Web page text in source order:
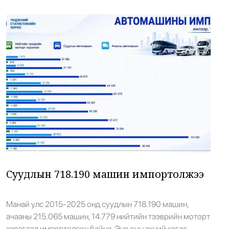
22
Тарвас хураахаар явсан охин алга
Халуун цэг Х. Болормаа 2 өдрийн өмнө
23
Жил бүр 500-700 тарвага нутагшуулж
байна
Эерэг дүр
24 • 2 өдрийн өмнө
Манай улс 3.10 тонн алт гадаадад
Суудлын 718.190 машин импортолжээ
Манай улс 2015-2025 онд суудлын 718.190 машин,
ачааны 215.065 машин, 14.779 нийтийн тээврийн моторт